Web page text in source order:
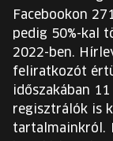
Facebookon
pedig 50%-kal
2022-ben.
feliratkozót
időszakában
regisztrálók is
tartalmainkról.